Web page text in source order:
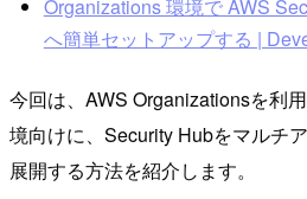
Organizations 環境で AWS
へ簡単セットアップする |
今回は、AWS Organizationsを利
境向けに、Security Hubをマルチ
展開する方法を紹介します。